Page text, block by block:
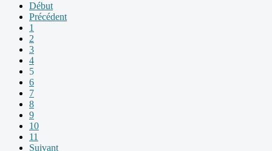
Début
Précédent
1
2
3
4
5
6
7
8
9
10
11
Suivant